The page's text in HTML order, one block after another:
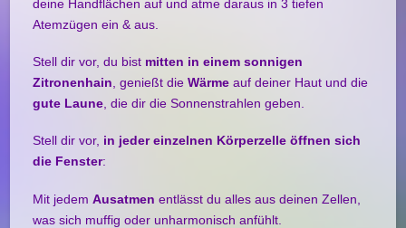
deine Handflächen auf und atme daraus in 3 tiefen
Atemzügen ein & aus.
Stell dir vor, du bist mitten in einem sonnigen
Zitronenhain , genießt dieWärme auf deiner Haut und die
gute Laune , die dir die Sonnenstrahlen geben.
Stell dir vor, in jeder einzelnen Körperzelle öffnen sich
die Fenster:
Mit jedemAusatmen entlässt du alles aus deinen Zellen,
was sich muffig oder unharmonisch anfühlt.